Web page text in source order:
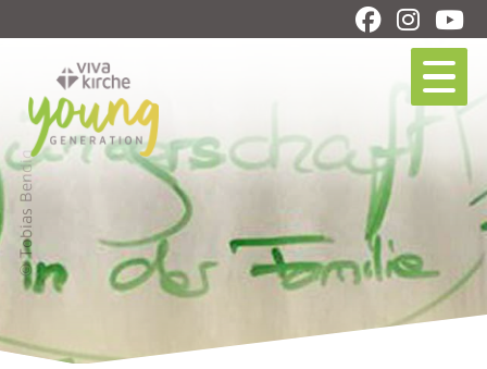
© Tobias Bendig